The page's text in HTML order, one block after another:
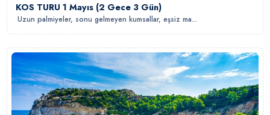
KOS TURU 1 Mayıs (2 Gece 3 Gün)
Uzun palmiyeler, sonu gelmeyen kumsallar, eşsiz ma...